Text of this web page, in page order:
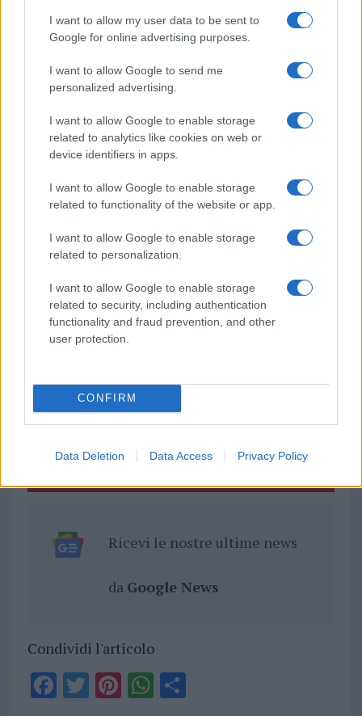
I want to allow my user data to be sent to
Google for online advertising purposes.
I want to allow Google to send me
personalized advertising.
I want to allow Google to enable storage
related to analytics like cookies on web or
device identifiers in apps.
I want to allow Google to enable storage
related to functionality of the website or app.
I want to allow Google to enable storage
related to personalization.
I want to allow Google to enable storage
related to security, including authentication
functionality and fraud prevention, and other
user protection.
CONFIRM
Data Deletion Data Access Privacy Policy
Sei già abbonato?
Puoi effettuare l'accesso andando nella
sezioneLogindal menù del sito o
Comune Di Olbia
Giuseppe Meloni
Lice Gramsci Olbia
Liceo Gramsci Europa
Notizie Olbia
Olbia Europa
Entra nel canale telegram di
GalluraOggi.it
Inviaci le tue segnalazioni,
i tuoi video e le tue foto
Su WhatsApp al numero +39
345 356 7512
Ricevi le nostre ultime news
da Google News
Condividi l'articolo
F T PiWS